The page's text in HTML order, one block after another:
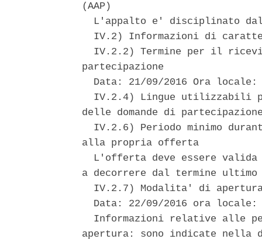
(AAP)
L'appalto e' disciplinato
IV.2) Informazioni di
IV.2.2) Termine per il
partecipazione
Data: 21/09/2016 Ora
IV.2.4) Lingue utilizzabili
delle domande di
IV.2.6) Periodo minimo
alla propria offerta
L'offerta deve essere
a decorrere dal termine
IV.2.7) Modalita' di
Data: 22/09/2016 ora
Informazioni relative alle
apertura: sono indicate nella